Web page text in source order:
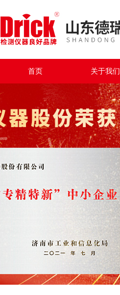
首页 关于我们